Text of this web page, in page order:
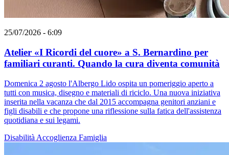
25/07/2026 - 6:09
Atelier «I Ricordi del cuore» a S. Bernardino per
familiari curanti. Quando la cura diventa comunità
Domenica 2 agosto l'Albergo Lido ospita un pomeriggio aperto a
tutti con musica, disegno e materiali di riciclo. Una nuova iniziativa
inserita nella vacanza che dal 2015 accompagna genitori anziani e
figli disabili e che propone una riflessione sulla fatica dell'assistenza
quotidiana e sui legami.
Disabilità Accoglienza Famiglia